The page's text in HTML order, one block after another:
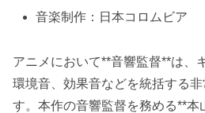
音楽制作：日本コロムビア
アニメにおいて**音響監督**は、
環境音、効果音などを統括する
す。本作の音響監督を務める**本